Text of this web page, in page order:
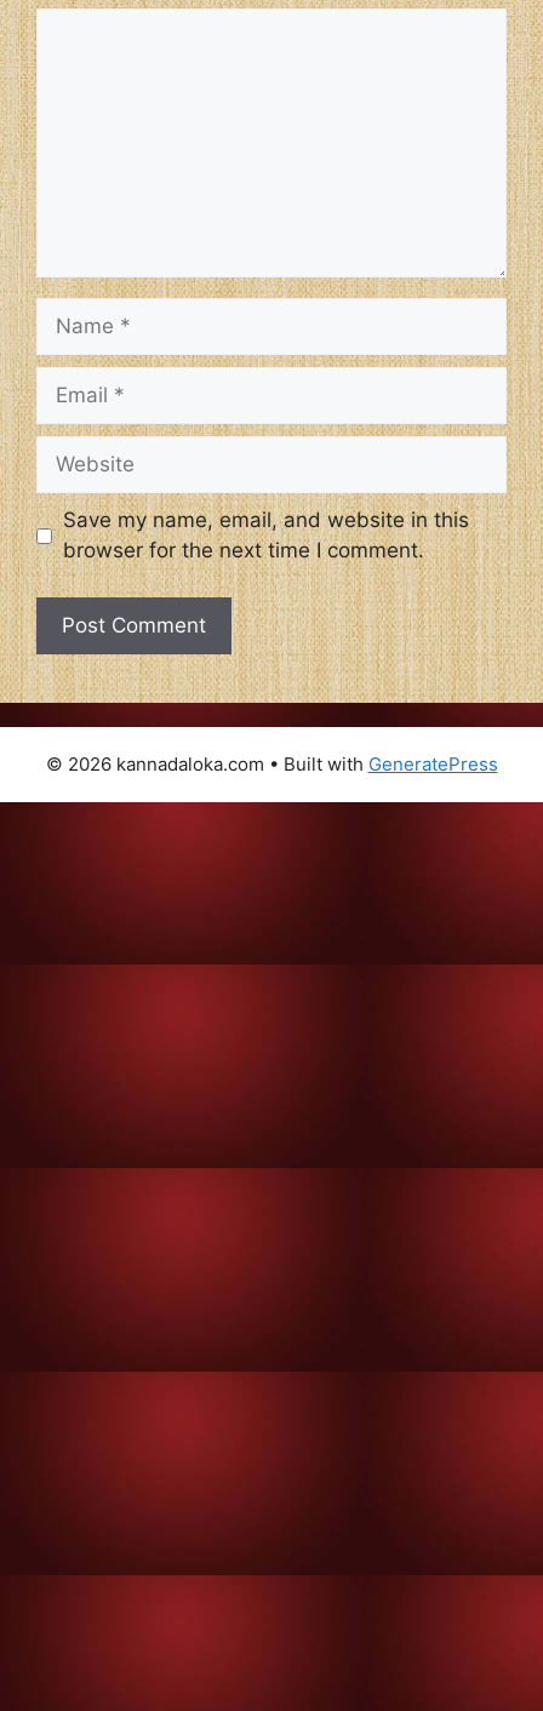
Comment
Name
Email
Website
Save my name, email, and website in this
browser for the next time I comment.
© 2026 kannadaloka.com • Built with GeneratePress